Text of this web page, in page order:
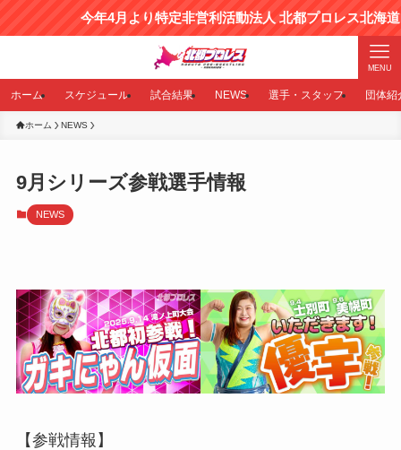
今年4月より特定非営利活動法人 北都プロレス北海道
MENU
ホーム スケジュール 試合結果 NEWS 選手・スタッフ 団体紹
ホーム NEWS
9月シリーズ参戦選手情報
NEWS
【参戦情報】